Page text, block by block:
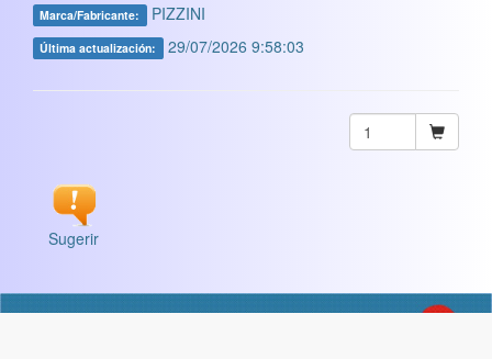
Marca/Fabricante: PIZZINI
Última actualización: 29/07/2026 9:58:03
Sugerir